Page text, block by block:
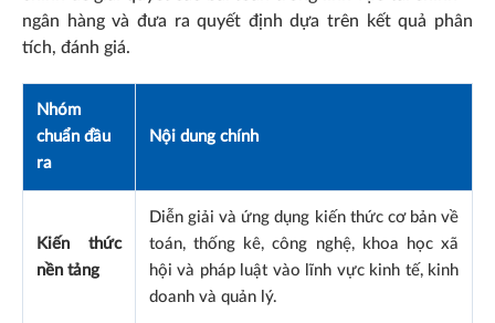
ngân hàng và đưa ra quyết định dựa trên kết quả phân
tích, đánh giá.
Nhóm
chuẩn đầu
ra
Nội dung chính
Kiến thức
nền tảng
Diễn giải và ứng dụng kiến thức cơ bản về
toán, thống kê, công nghệ, khoa học xã
hội và pháp luật vào lĩnh vực kinh tế, kinh
doanh và quản lý.